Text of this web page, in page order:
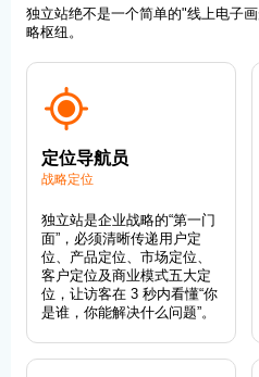
独立站绝不是一个简单的"线上电子
略枢纽。
定位导航员
战略定位
独立站是企业战略的“第一门
面”，必须清晰传递用户定
位、产品定位、市场定位、
客户定位及商业模式五大定
位，让访客在 3 秒内看懂“你
是谁，你能解决什么问题”。